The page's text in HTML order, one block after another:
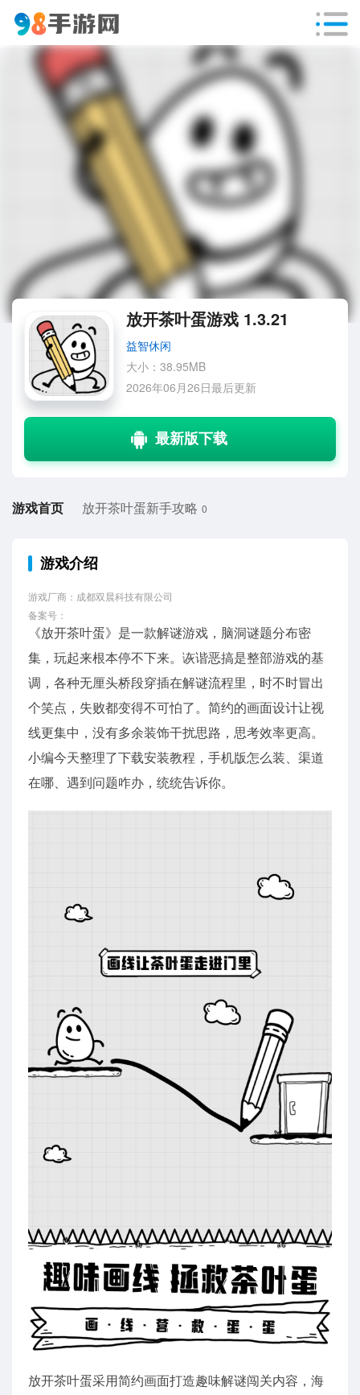
放开茶叶蛋游戏 1.3.21
益智休闲
大小：38.95MB
2026年06月26日最后更新
游戏首页 放开茶叶蛋新手攻略 0
游戏介绍
游戏厂商：成都双晨科技有限公司
备案号：
《放开茶叶蛋》是一款解谜游戏，脑洞谜题分布密
集，玩起来根本停不下来。诙谐恶搞是整部游戏的基
调，各种无厘头桥段穿插在解谜流程里，时不时冒出
个笑点，失败都变得不可怕了。简约的画面设计让视
线更集中，没有多余装饰干扰思路，思考效率更高。
小编今天整理了下载安装教程，手机版怎么装、渠道
在哪、遇到问题咋办，统统告诉你。
放开茶叶蛋采用简约画面打造趣味解谜闯关内容，海